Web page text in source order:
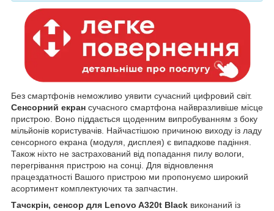
Без смартфонів неможливо уявити сучасний цифровий світ.
Сенсорний екран сучасного смартфона найвразливіше місце
пристрою. Воно піддається щоденним випробуванням з боку
мільйонів користувачів. Найчастішою причиною виходу із ладу
сенсорного екрана (модуля, дисплея) є випадкове падіння.
Також ніхто не застрахований від попадання пилу вологи,
перегрівання пристрою на сонці. Для відновлення
працездатності Вашого пристрою ми пропонуємо широкий
асортимент комплектуючих та запчастин.
Тачскрін, сенсор для Lenovo A320t Black виконаний із